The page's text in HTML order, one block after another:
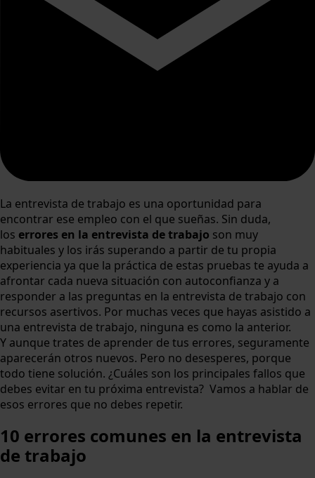
La entrevista de trabajo es una oportunidad para
encontrar ese empleo con el que sueñas. Sin duda,
los errores en la entrevista de trabajo son muy
habituales y los irás superando a partir de tu propia
experiencia ya que la práctica de estas pruebas te ayuda a
afrontar cada nueva situación con autoconfianza y a
responder a las preguntas en la entrevista de trabajo con
recursos asertivos. Por muchas veces que hayas asistido a
una entrevista de trabajo, ninguna es como la anterior.
Y aunque trates de aprender de tus errores, seguramente
aparecerán otros nuevos. Pero no desesperes, porque
todo tiene solución. ¿Cuáles son los principales fallos que
debes evitar en tu próxima entrevista? Vamos a hablar de
esos errores que no debes repetir.
10 errores comunes en la entrevista
de trabajo